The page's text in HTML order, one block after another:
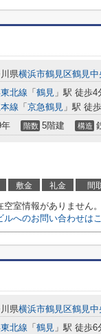
県横浜市鶴見区鶴見中
北線 「 鶴見 」駅 徒歩4
線 「 京急鶴見 」駅 徒
階数 5階建 構造
敷金 礼金 間
空室情報がありません。
ルへのお問い合わせは
県横浜市鶴見区鶴見中
北線 「 鶴見 」駅 徒歩6